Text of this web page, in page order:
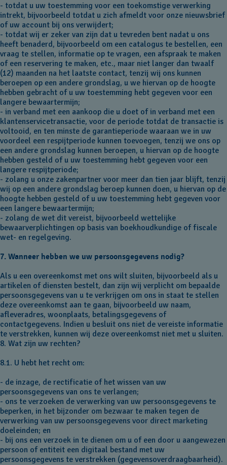
- totdat u uw toestemming voor een toekomstige verwerking
intrekt, bijvoorbeeld totdat u zich afmeldt voor onze nieuwsbrief
of uw account bij ons verwijdert;
- totdat wij er zeker van zijn dat u tevreden bent nadat u ons
heeft benaderd, bijvoorbeeld om een catalogus te bestellen, een
vraag te stellen, informatie op te vragen, een afspraak te maken
of een reservering te maken, etc., maar niet langer dan twaalf
(12) maanden na het laatste contact, tenzij wij ons kunnen
beroepen op een andere grondslag, u we hiervan op de hoogte
hebben gebracht of u uw toestemming hebt gegeven voor een
langere bewaartermijn;
- in verband met een aankoop die u doet of in verband met een
klantenservicetransactie, voor de periode totdat de transactie is
voltooid, en ten minste de garantieperiode waaraan we in uw
voordeel een respijtperiode kunnen toevoegen, tenzij we ons op
een andere grondslag kunnen beroepen, u hiervan op de hoogte
hebben gesteld of u uw toestemming hebt gegeven voor een
langere respijtperiode;
- zolang u onze zakenpartner voor meer dan tien jaar blijft, tenzij
wij op een andere grondslag beroep kunnen doen, u hiervan op de
hoogte hebben gesteld of u uw toestemming hebt gegeven voor
een langere bewaartermijn;
- zolang de wet dit vereist, bijvoorbeeld wettelijke
bewaarverplichtingen op basis van boekhoudkundige of fiscale
wet- en regelgeving.
7. Wanneer hebben we uw persoonsgegevens nodig?
Als u een overeenkomst met ons wilt sluiten, bijvoorbeeld als u
artikelen of diensten bestelt, dan zijn wij verplicht om bepaalde
persoonsgegevens van u te verkrijgen om ons in staat te stellen
deze overeenkomst aan te gaan, bijvoorbeeld uw naam,
afleveradres, woonplaats, betalingsgegevens of
contactgegevens. Indien u besluit ons niet de vereiste informatie
te verstrekken, kunnen wij deze overeenkomst niet met u sluiten.
8. Wat zijn uw rechten?
8.1. U hebt het recht om:
- de inzage, de rectificatie of het wissen van uw
persoonsgegevens van ons te verlangen;
- ons te verzoeken de verwerking van uw persoonsgegevens te
beperken, in het bijzonder om bezwaar te maken tegen de
verwerking van uw persoonsgegevens voor direct marketing
doeleinden; en
- bij ons een verzoek in te dienen om u of een door u aangewezen
persoon of entiteit een digitaal bestand met uw
persoonsgegevens te verstrekken (gegevensoverdraagbaarheid).